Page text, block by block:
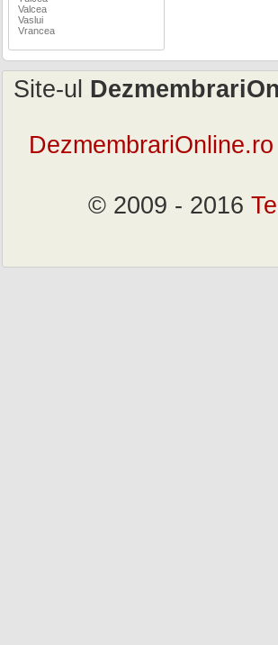
Valcea
Vaslui
Vrancea
Site-ul
DezmembrariOnline.ro
© 2009 - 2016